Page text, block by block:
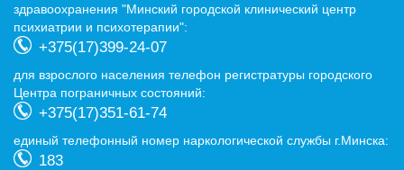
здравоохранения "Минский городской клинический центр
психиатрии и психотерапии":
+375(17)399-24-07
для взрослого населения телефон регистратуры городского
Центра пограничных состояний:
+375(17)351-61-74
eдиный телефонный номер наркологической службы г.Минска:
183